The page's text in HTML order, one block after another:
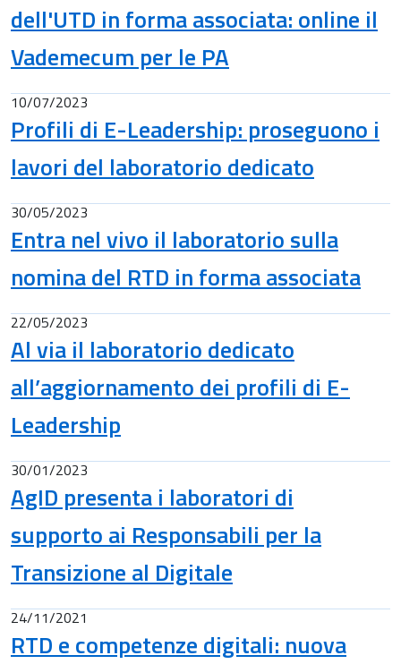
dell'UTD in forma associata: online il
Vademecum per le PA
10/07/2023
Profili di E-Leadership: proseguono i
lavori del laboratorio dedicato
30/05/2023
Entra nel vivo il laboratorio sulla
nomina del RTD in forma associata
22/05/2023
Al via il laboratorio dedicato
all’aggiornamento dei profili di E-
Leadership
30/01/2023
AgID presenta i laboratori di
supporto ai Responsabili per la
Transizione al Digitale
24/11/2021
RTD e competenze digitali: nuova